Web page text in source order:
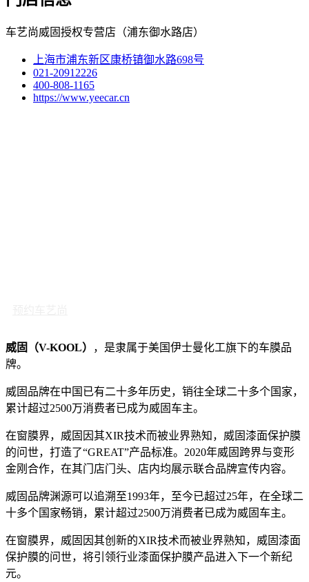
车艺尚威固授权专营店（浦东御水路店）
上海市浦东新区康桥镇御水路698号
021-20912226
400-808-1165
https://www.yeecar.cn
威固（V-KOOL）
，是隶属于美国伊士曼化工旗下的车膜品
牌。
威固品牌在中国已有二十多年历史，销往全球二十多个国家，
累计超过2500万消费者已成为威固车主。
在窗膜界，威固因其XIR技术而被业界熟知，威固漆面保护膜
的问世，打造了“GREAT”产品标准。2020年威固跨界与变形
金刚合作，在其门店门头、店内均展示联合品牌宣传内容。
威固品牌渊源可以追溯至1993年，至今已超过25年，在全球二
十多个国家畅销，累计超过2500万消费者已成为威固车主。
在窗膜界，威固因其创新的XIR技术而被业界熟知，威固漆面
保护膜的问世，将引领行业漆面保护膜产品进入下一个新纪
元。